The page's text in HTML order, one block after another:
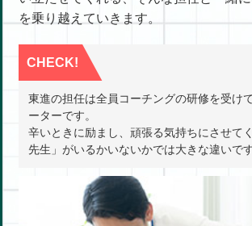
を乗り越えていきます。
CHECK!
東進の担任は全員コーチングの研修を受け
ーターです。
辛いときに励まし、頑張る気持ちにさせて
先生」がいるかいないかでは大きな違いです